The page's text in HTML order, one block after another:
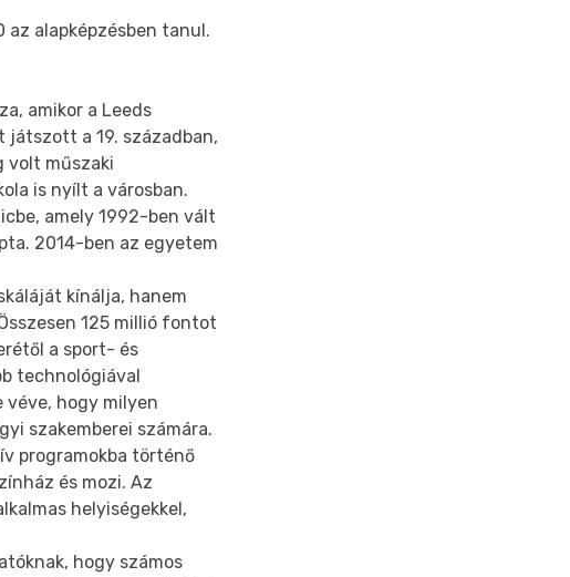
az alapképzésben tanul.
amikor a Leeds
a 19. században,
volt műszaki
is nyílt a városban.
amely 1992-ben vált
2014-ben az egyetem
kínálja, hanem
125 millió fontot
a sport- és
technológiával
hogy milyen
szakemberei számára.
programokba történő
és mozi. Az
helyiségekkel,
hogy számos